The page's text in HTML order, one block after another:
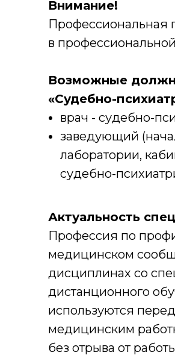
Внимание!
Профессиональная
в
Возможные
«Судебно-
врач - судебно-
заведующий
лаборатории,
судебно-
Актуальность
Профессия по
медицинском
дисциплинах со
дистанционного
используются
медицинским
без отрыва от